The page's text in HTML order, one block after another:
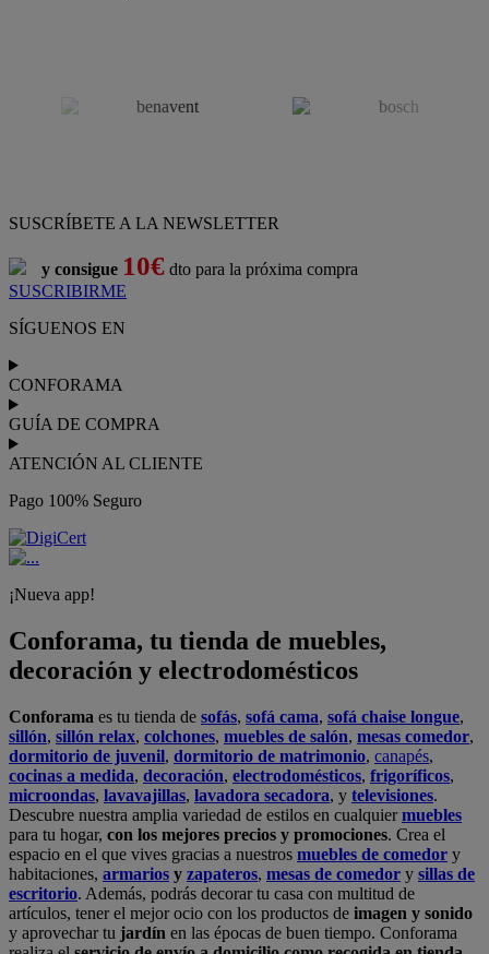
SUSCRÍBETE A LA NEWSLETTER
y consigue 10€ dto para la próxima compra
SUSCRIBIRME
SÍGUENOS EN
CONFORAMA
GUÍA DE COMPRA
ATENCIÓN AL CLIENTE
Pago 100% Seguro
¡Nueva app!
Conforama, tu tienda de muebles,
decoración y electrodomésticos
Conforama es tu tienda de sofás, sofá cama, sofá chaise longue,
sillón, sillón relax, colchones, muebles de salón, mesas comedor,
dormitorio de juvenil, dormitorio de matrimonio, canapés,
cocinas a medida, decoración, electrodomésticos, frigoríficos,
microondas, lavavajillas, lavadora secadora, y televisiones.
Descubre nuestra amplia variedad de estilos en cualquiermuebles
para tu hogar, con los mejores precios y promociones. Crea el
espacio en el que vives gracias a nuestros muebles de comedor y
habitaciones, armarios y zapateros, mesas de comedor y sillas de
escritorio. Además, podrás decorar tu casa con multitud de
artículos, tener el mejor ocio con los productos de imagen y sonido
y aprovechar tu jardín en las épocas de buen tiempo. Conforama